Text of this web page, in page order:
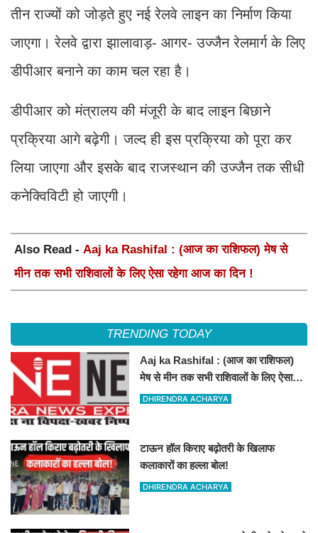
तीन राज्यों को जोड़ते हुए नई रेलवे लाइन का निर्माण किया
जाएगा। रेलवे द्वारा झालावाड़- आगर- उज्जैन रेलमार्ग के लिए
डीपीआर बनाने का काम चल रहा है।
डीपीआर को मंत्रालय की मंजूरी के बाद लाइन बिछाने
प्रक्रिया आगे बढ़ेगी। जल्द ही इस प्रक्रिया को पूरा कर
लिया जाएगा और इसके बाद राजस्थान की उज्जैन तक सीधी
कनेक्विविटी हो जाएगी।
Also Read - Aaj ka Rashifal : (आज का राशिफल) मेष से
मीन तक सभी राशिवालों के लिए ऐसा रहेगा आज का दिन !
TRENDING TODAY
Aaj ka Rashifal : (आज का राशिफल)
मेष से मीन तक सभी राशिवालों के लिए ऐसा
रहेगा आज का दिन !
DHIRENDRA ACHARYA
टाऊन हॉल किराए बढ़ोतरी के खिलाफ
कलाकारों का हल्ला बोल!
DHIRENDRA ACHARYA